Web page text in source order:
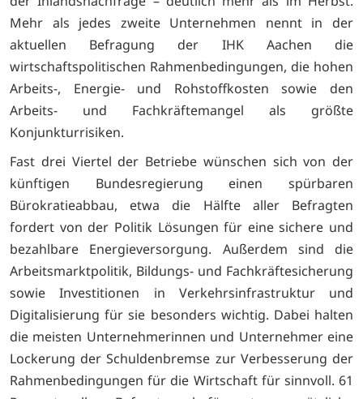
Mehr als jedes zweite Unternehmen nennt in der
aktuellen Befragung der IHK Aachen die
wirtschaftspolitischen Rahmenbedingungen, die hohen
Arbeits-, Energie- und Rohstoffkosten sowie den
Arbeits- und Fachkräftemangel als größte
Konjunkturrisiken.
Fast drei Viertel der Betriebe wünschen sich von der
künftigen Bundesregierung einen spürbaren
Bürokratieabbau, etwa die Hälfte aller Befragten
fordert von der Politik Lösungen für eine sichere und
bezahlbare Energieversorgung. Außerdem sind die
Arbeitsmarktpolitik, Bildungs- und Fachkräftesicherung
sowie Investitionen in Verkehrsinfrastruktur und
Digitalisierung für sie besonders wichtig. Dabei halten
die meisten Unternehmerinnen und Unternehmer eine
Lockerung der Schuldenbremse zur Verbesserung der
Rahmenbedingungen für die Wirtschaft für sinnvoll. 61